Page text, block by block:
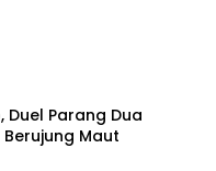
Duel Parang Dua
Maut